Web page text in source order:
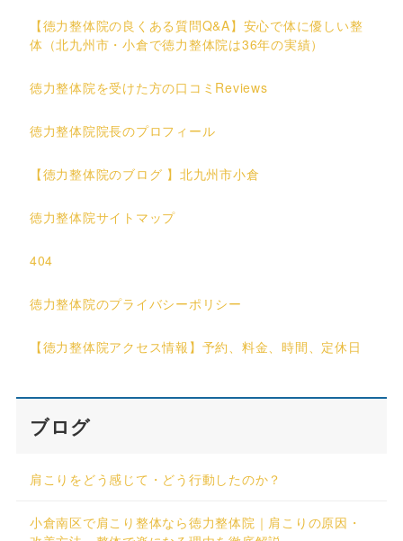
【徳力整体院の良くある質問Q&A】安心で体に優しい整
体（北九州市・小倉で徳力整体院は36年の実績）
徳力整体院を受けた方の口コミReviews
徳力整体院院長のプロフィール
【徳力整体院のブログ 】北九州市小倉
徳力整体院サイトマップ
404
徳力整体院のプライバシーポリシー
【徳力整体院アクセス情報】予約、料金、時間、定休日
ブログ
肩こりをどう感じて・どう行動したのか？
小倉南区で肩こり整体なら徳力整体院｜肩こりの原因・